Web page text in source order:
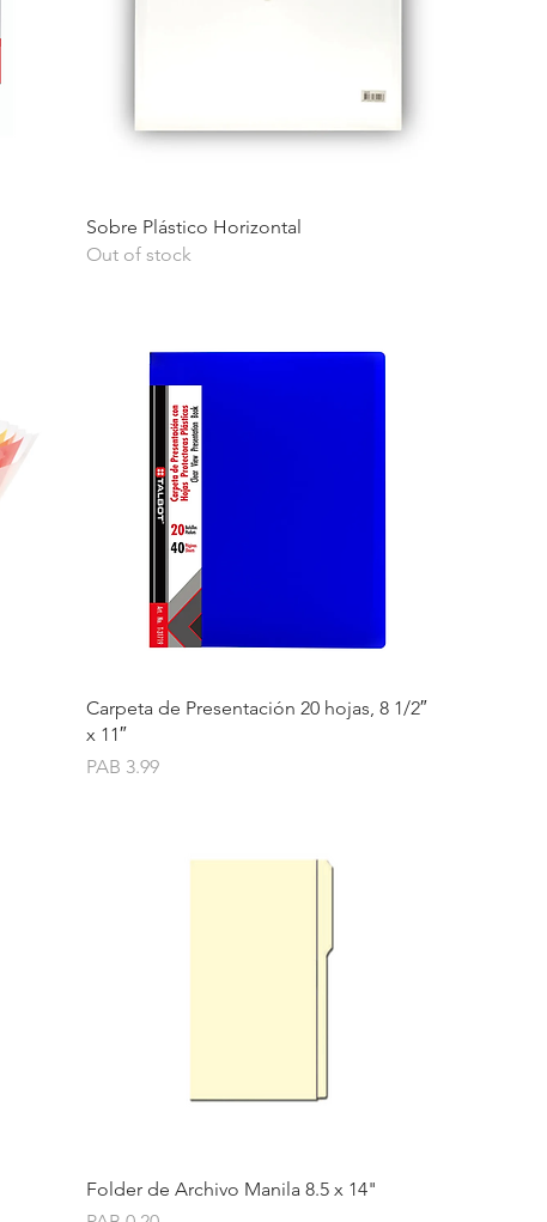
Quick View
Sobre Plástico Horizontal
Out of stock
Quick View
Carpeta de Presentación 20 hojas, 8 1/2″
x 11″
Price
PAB 3.99
Quick View
Folder de Archivo Manila 8.5 x 14"